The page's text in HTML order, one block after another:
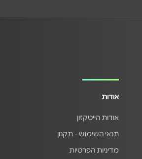
אודות
אודות הייטקזון
תנאי השימוש - תקנון
מדיניות הפרטיות